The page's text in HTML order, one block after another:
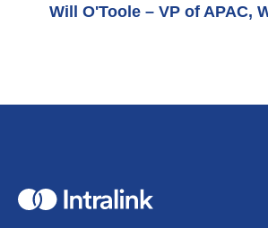
Will O'Toole – VP of APAC,
Home